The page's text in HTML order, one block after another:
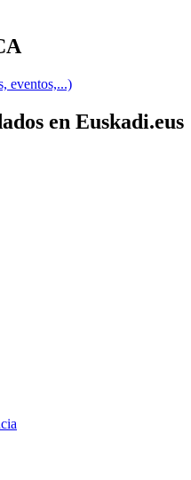
eventos,...)
en Euskadi.eus